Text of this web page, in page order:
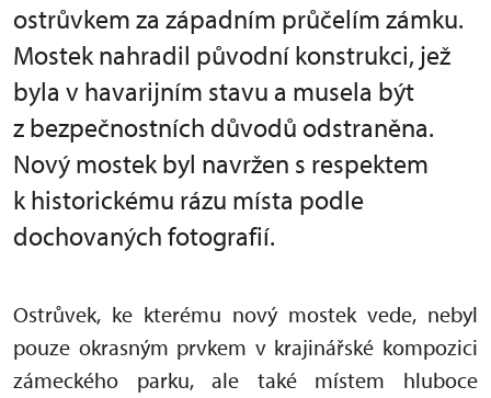
ostrůvkem za západním průčelím zámku.
Mostek nahradil původní konstrukci, jež
byla v havarijním stavu a musela být
z bezpečnostních důvodů odstraněna.
Nový mostek byl navržen s respektem
k historickému rázu místa podle
dochovaných fotografií.
Ostrůvek, ke kterému nový mostek vede, nebyl
pouze okrasným prvkem v krajinářské kompozici
zámeckého parku, ale také místem hluboce